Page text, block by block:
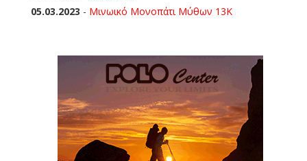
05.03.2023 - Μινωικό Μονοπάτι Μύθων 13Κ